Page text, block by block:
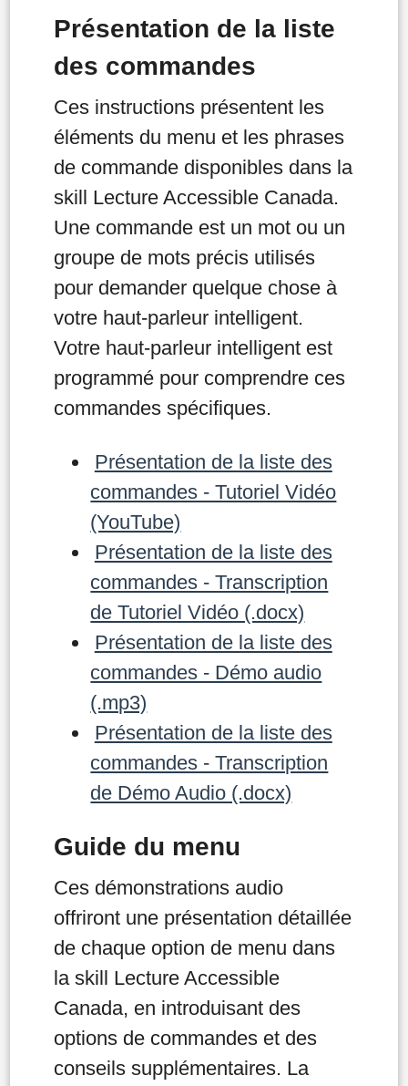
Présentation de la liste
des commandes
Ces instructions présentent les
éléments du menu et les phrases
de commande disponibles dans la
skill Lecture Accessible Canada.
Une commande est un mot ou un
groupe de mots précis utilisés
pour demander quelque chose à
votre haut-parleur intelligent.
Votre haut-parleur intelligent est
programmé pour comprendre ces
commandes spécifiques.
Présentation de la liste des
commandes - Tutoriel Vidéo
(YouTube)
Présentation de la liste des
commandes - Transcription
de Tutoriel Vidéo (.docx)
Présentation de la liste des
commandes - Démo audio
(.mp3)
Présentation de la liste des
commandes - Transcription
de Démo Audio (.docx)
Guide du menu
Ces démonstrations audio
offriront une présentation détaillée
de chaque option de menu dans
la skill Lecture Accessible
Canada, en introduisant des
options de commandes et des
conseils supplémentaires. La